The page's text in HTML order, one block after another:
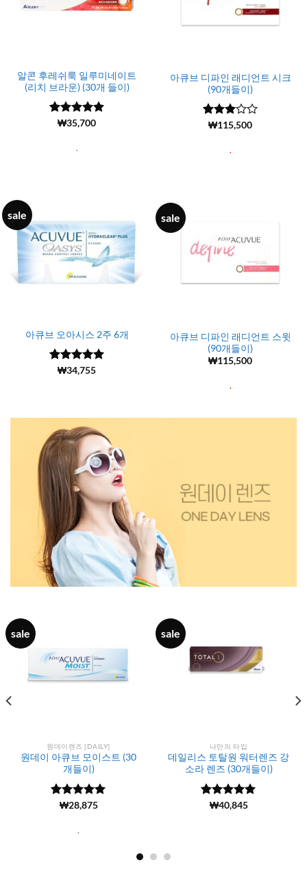
알콘 후레쉬룩 일루미네이트
(리치 브라운) (30개 들이)
5 중에서
(1919)
₩35,700
.
아큐브 디파인 래디언트 시크
(90개들이)
5 중에
(1)
₩115,500
.
sale
아큐브 오아시스 2주 6개
5 중에서
(6146)
₩34,755
sale
아큐브 디파인 래디언트 스윗
(90개들이)
₩115,500
.
sale
원데이렌즈 [DAILY]
원데이 아큐브 모이스트 (30
개들이)
5 중에서
(3537)
₩28,875
.
sale
나만의 타입
데일리스 토탈원 워터렌즈 강
소라 렌즈 (30개들이)
5 중에서
(6799)
₩40,845